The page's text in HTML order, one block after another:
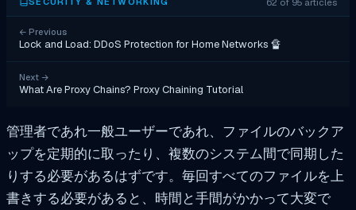
← Previous
Lock and Load: DDoS Protection for Home Networks 🔏
Next →
What Are Proxy Chains? Proxy Chaining Tutorial
管理者であれ一般ユーザーであれ、ファイルのバックア
ップを定期的に取ったり、複数のシステム間で同期した
りする必要があるはずです。毎回すべてのファイルを上
書きする必要があると、時間と手間がかかって大変で